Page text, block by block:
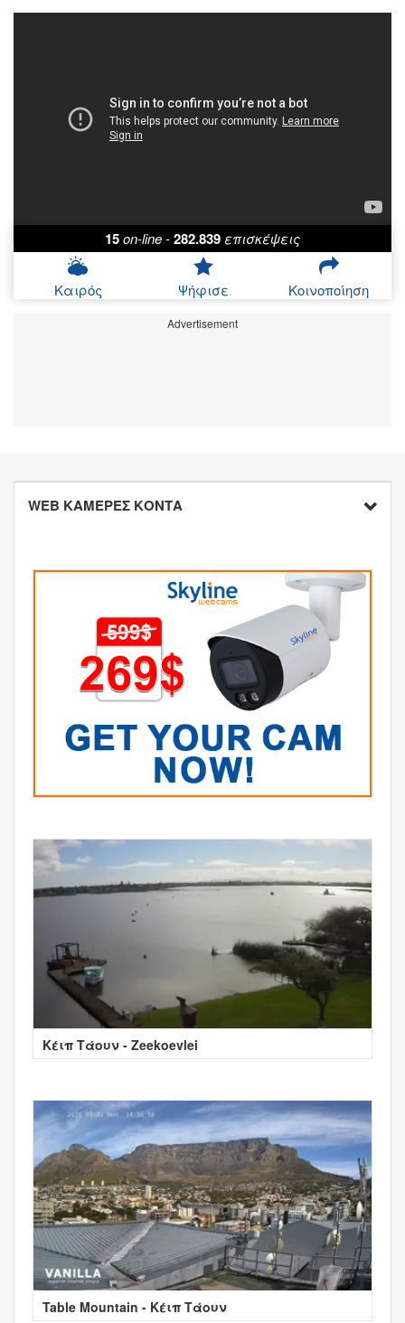
15on-line-282.839επισκέψεις
Καιρός Ψήφισε Κοινοποίηση
Advertisement
WEB ΚΑΜΕΡΕΣ ΚΟΝΤΑ
Κέιπ Τάουν - Zeekoevlei
Table Mountain - Κέιπ Τάουν